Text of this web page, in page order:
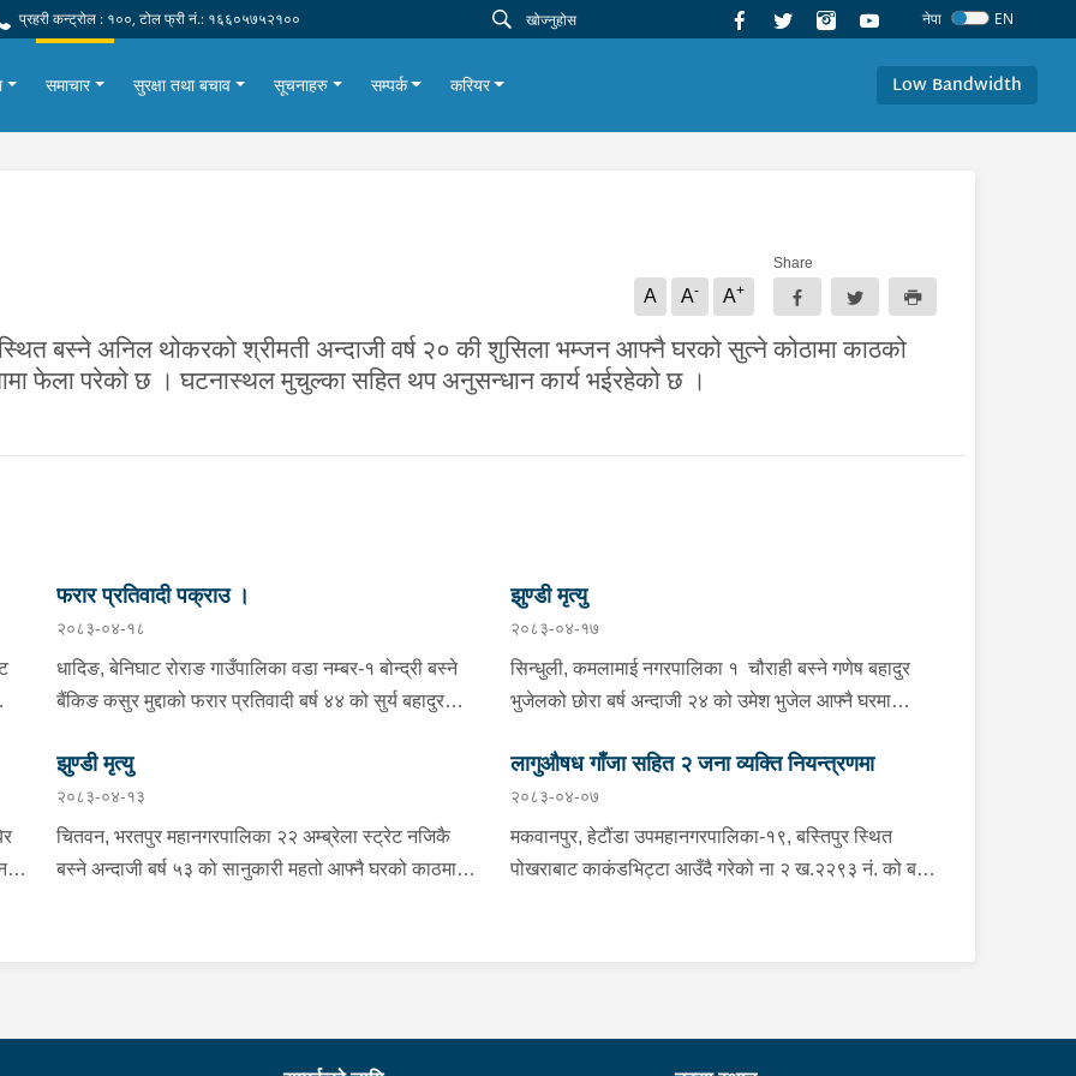
प्रहरी कन्ट्रोल : १००, टोल फ्री नं.: १६६०५७५२१०० नेपा EN
समाचार सुरक्षा तथा बचाव सूचनाहरु सम्पर्क करियर Low Bandwidth
A A- A+
Share
बस्ने अनिल थोकरको श्रीमती अन्दाजी वर्ष २० की शुसिला भम्जन आफ्नै घरको सुत्ने कोठामा काठको
फेला परेको छ । घटनास्थल मुचुल्का सहित थप अनुसन्धान कार्य भईरहेको छ ।
फरार प्रतिवादी पक्राउ ।
२०८३-०४-१८
धादिङ, बेनिघाट रोराङ गाउँपालिका वडा नम्बर-१ बोन्द्री बस्ने
बैंकिङ कसुर मुद्दाको फरार प्रतिवादी बर्ष ४४ को सुर्य बहादुर
झुण्डी मृत्यु
२०८३-०४-१७
सिन्धुली, कमलामाई नगरपालिका १ चौराही बस्ने गणेष बहादुर
भुजेलको छोरा बर्ष अन्दाजी २४ को उमेश भुजेल आफ्नै घरमा
प्राप्त हुनासाथ प्रहरी टोली खटिगई घटनास्थलमा मुचुल्का
सहित थप अनुसन्धान कार्य भइरहेको ।
झुण्डी मृत्यु
२०८३-०४-१३
चितवन, भरतपुर महानगरपालिका २२ अम्ब्रेला स्ट्रेट नजिकै
बस्ने अन्दाजी बर्ष ५३ को सानुकारी महतो आफ्नै घरको काठमा
लागुऔषध गाँजा सहित २ जना व्यक्ति नियन्त्रणमा
२०८३-०४-०७
मकवानपुर, हेटौंडा उपमहानगरपालिका-१९, बस्तिपुर स्थित
पोखराबाट काकंडभिट्टा आउँदै गरेको ना २ ख.२२९३ नं. को बस